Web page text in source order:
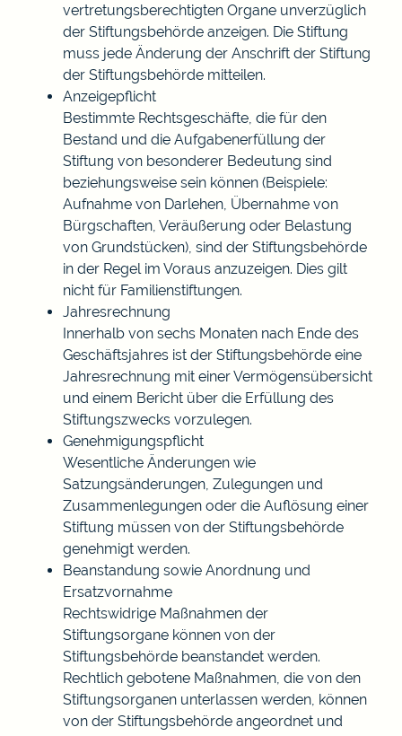
vertretungsberechtigten Organe unverzüglich
der Stiftungsbehörde anzeigen. Die Stiftung
muss jede Änderung der Anschrift der Stiftung
der Stiftungsbehörde mitteilen.
Anzeigepflicht
Bestimmte Rechtsgeschäfte, die für den
Bestand und die Aufgabenerfüllung der
Stiftung von besonderer Bedeutung sind
beziehungsweise sein können (Beispiele:
Aufnahme von Darlehen, Übernahme von
Bürgschaften, Veräußerung oder Belastung
von Grundstücken), sind der Stiftungsbehörde
in der Regel im Voraus anzuzeigen. Dies gilt
nicht für Familienstiftungen.
Jahresrechnung
Innerhalb von sechs Monaten nach Ende des
Geschäftsjahres ist der Stiftungsbehörde eine
Jahresrechnung mit einer Vermögensübersicht
und einem Bericht über die Erfüllung des
Stiftungszwecks vorzulegen.
Genehmigungspflicht
Wesentliche Änderungen wie
Satzungsänderungen, Zulegungen und
Zusammenlegungen oder die Auflösung einer
Stiftung müssen von der Stiftungsbehörde
genehmigt werden.
Beanstandung sowie Anordnung und
Ersatzvornahme
Rechtswidrige Maßnahmen der
Stiftungsorgane können von der
Stiftungsbehörde beanstandet werden.
Rechtlich gebotene Maßnahmen, die von den
Stiftungsorganen unterlassen werden, können
von der Stiftungsbehörde angeordnet und